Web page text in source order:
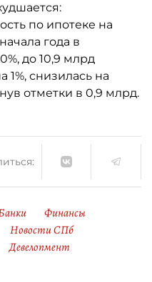
по ипотеке на
года в
до 10,9 млрд
1%, снизилась на
отметки в 0,9 млрд.
Финансы
Новости СПб
Девелопмент